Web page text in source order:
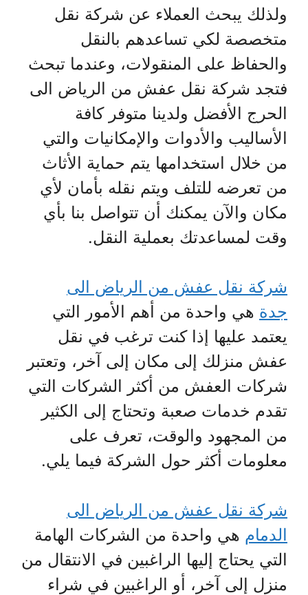
ولذلك يبحث العملاء عن شركة نقل
متخصصة لكي تساعدهم بالنقل
والحفاظ على المنقولات، وعندما تبحث
فتجد شركة نقل عفش من الرياض الى
الحرج الأفضل ولدينا متوفر كافة
الأساليب والأدوات والإمكانيات والتي
من خلال استخدامها يتم حماية الأثاث
من تعرضه للتلف ويتم نقله بأمان لأي
مكان والآن يمكنك أن تتواصل بنا بأي
وقت لمساعدتك بعملية النقل.
شركة نقل عفش من الرياض الى
جدة هي واحدة من أهم الأمور التي
يعتمد عليها إذا كنت ترغب في نقل
عفش منزلك إلى مكان إلى آخر، وتعتبر
شركات العفش من أكثر الشركات التي
تقدم خدمات صعبة وتحتاج إلى الكثير
من المجهود والوقت، تعرف على
معلومات أكثر حول الشركة فيما يلي.
شركة نقل عفش من الرياض الى
الدمام هي واحدة من الشركات الهامة
التي يحتاج إليها الراغبين في الانتقال من
منزل إلى آخر، أو الراغبين في شراء